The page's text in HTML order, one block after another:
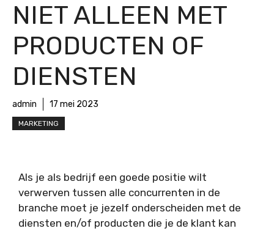
NIET ALLEEN MET
PRODUCTEN OF
DIENSTEN
admin 17 mei 2023
MARKETING
Als je als bedrijf een goede positie wilt
verwerven tussen alle concurrenten in de
branche moet je jezelf onderscheiden met de
diensten en/of producten die je de klant kan